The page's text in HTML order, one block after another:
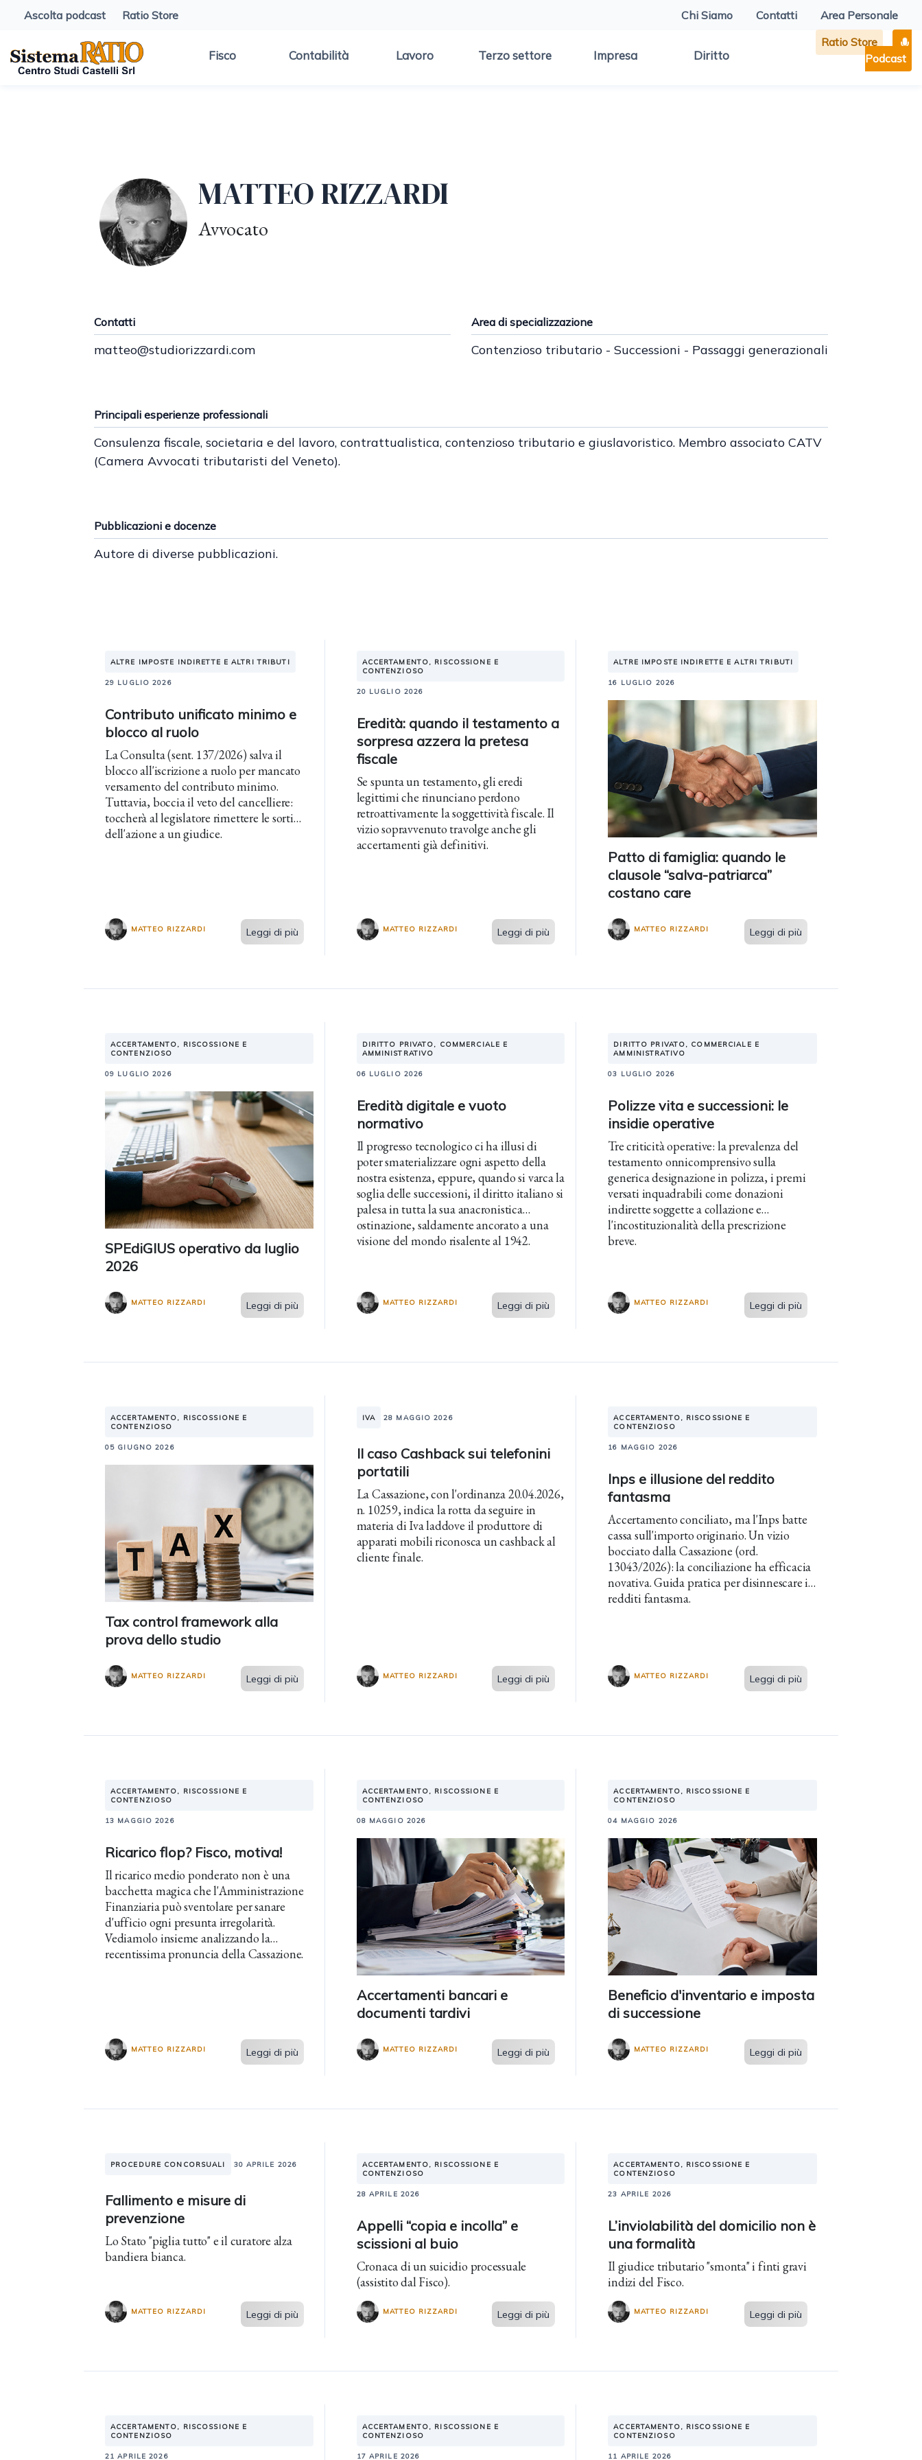
Ascolta podcast Ratio Store Chi Siamo Contatti Area Personale
Fisco Contabilità Lavoro Terzo settore Impresa Diritto
Ratio Store
Podcast
MATTEO RIZZARDI
Avvocato
Contatti
matteo@studiorizzardi.com
Area di specializzazione
Contenzioso tributario - Successioni - Passaggi generazionali
Principali esperienze professionali
Consulenza fiscale, societaria e del lavoro, contrattualistica, contenzioso tributario e giuslavoristico. Membro associato CATV
(Camera Avvocati tributaristi del Veneto).
Pubblicazioni e docenze
Autore di diverse pubblicazioni.
ALTRE IMPOSTE INDIRETTE E ALTRI TRIBUTI
29 LUGLIO 2026
Contributo unificato minimo e
blocco al ruolo
La Consulta (sent. 137/2026) salva il
blocco all'iscrizione a ruolo per mancato
versamento del contributo minimo.
Tuttavia, boccia il veto del cancelliere:
toccherà al legislatore rimettere le sorti
dell'azione a un giudice.
MATTEO RIZZARDI Leggi di più
ACCERTAMENTO, RISCOSSIONE E
CONTENZIOSO
20 LUGLIO 2026
Eredità: quando il testamento a
sorpresa azzera la pretesa
fiscale
Se spunta un testamento, gli eredi
legittimi che rinunciano perdono
retroattivamente la soggettività fiscale. Il
vizio sopravvenuto travolge anche gli
accertamenti già definitivi.
MATTEO RIZZARDI Leggi di più
ALTRE IMPOSTE INDIRETTE E ALTRI TRIBUTI
16 LUGLIO 2026
Patto di famiglia: quando le
clausole “salva-patriarca”
costano care
MATTEO RIZZARDI Leggi di più
ACCERTAMENTO, RISCOSSIONE E
CONTENZIOSO
09 LUGLIO 2026
SPEdiGIUS operativo da luglio
2026
MATTEO RIZZARDI Leggi di più
DIRITTO PRIVATO, COMMERCIALE E
AMMINISTRATIVO
06 LUGLIO 2026
Eredità digitale e vuoto
normativo
Il progresso tecnologico ci ha illusi di
poter smaterializzare ogni aspetto della
nostra esistenza, eppure, quando si varca la
soglia delle successioni, il diritto italiano si
palesa in tutta la sua anacronistica
ostinazione, saldamente ancorato a una
visione del mondo risalente al 1942.
MATTEO RIZZARDI Leggi di più
DIRITTO PRIVATO, COMMERCIALE E
AMMINISTRATIVO
03 LUGLIO 2026
Polizze vita e successioni: le
insidie operative
Tre criticità operative: la prevalenza del
testamento onnicomprensivo sulla
generica designazione in polizza, i premi
versati inquadrabili come donazioni
indirette soggette a collazione e
l'incostituzionalità della prescrizione
breve.
MATTEO RIZZARDI Leggi di più
ACCERTAMENTO, RISCOSSIONE E
CONTENZIOSO
05 GIUGNO 2026
Tax control framework alla
prova dello studio
MATTEO RIZZARDI Leggi di più
IVA 28 MAGGIO 2026
Il caso Cashback sui telefonini
portatili
La Cassazione, con l'ordinanza 20.04.2026,
n. 10259, indica la rotta da seguire in
materia di Iva laddove il produttore di
apparati mobili riconosca un cashback al
cliente finale.
MATTEO RIZZARDI Leggi di più
ACCERTAMENTO, RISCOSSIONE E
CONTENZIOSO
16 MAGGIO 2026
Inps e illusione del reddito
fantasma
Accertamento conciliato, ma l'Inps batte
cassa sull'importo originario. Un vizio
bocciato dalla Cassazione (ord.
13043/2026): la conciliazione ha efficacia
novativa. Guida pratica per disinnescare i
redditi fantasma.
MATTEO RIZZARDI Leggi di più
ACCERTAMENTO, RISCOSSIONE E
CONTENZIOSO
13 MAGGIO 2026
Ricarico flop? Fisco, motiva!
Il ricarico medio ponderato non è una
bacchetta magica che l'Amministrazione
Finanziaria può sventolare per sanare
d'ufficio ogni presunta irregolarità.
Vediamolo insieme analizzando la
recentissima pronuncia della Cassazione.
MATTEO RIZZARDI Leggi di più
ACCERTAMENTO, RISCOSSIONE E
CONTENZIOSO
08 MAGGIO 2026
Accertamenti bancari e
documenti tardivi
MATTEO RIZZARDI Leggi di più
ACCERTAMENTO, RISCOSSIONE E
CONTENZIOSO
04 MAGGIO 2026
Beneficio d'inventario e imposta
di successione
MATTEO RIZZARDI Leggi di più
PROCEDURE CONCORSUALI 30 APRILE 2026
Fallimento e misure di
prevenzione
Lo Stato "piglia tutto" e il curatore alza
bandiera bianca.
MATTEO RIZZARDI Leggi di più
ACCERTAMENTO, RISCOSSIONE E
CONTENZIOSO
28 APRILE 2026
Appelli “copia e incolla” e
scissioni al buio
Cronaca di un suicidio processuale
(assistito dal Fisco).
MATTEO RIZZARDI Leggi di più
ACCERTAMENTO, RISCOSSIONE E
CONTENZIOSO
23 APRILE 2026
L’inviolabilità del domicilio non è
una formalità
Il giudice tributario "smonta" i finti gravi
indizi del Fisco.
MATTEO RIZZARDI Leggi di più
ACCERTAMENTO, RISCOSSIONE E
CONTENZIOSO
21 APRILE 2026
ACCERTAMENTO, RISCOSSIONE E
CONTENZIOSO
17 APRILE 2026
ACCERTAMENTO, RISCOSSIONE E
CONTENZIOSO
11 APRILE 2026